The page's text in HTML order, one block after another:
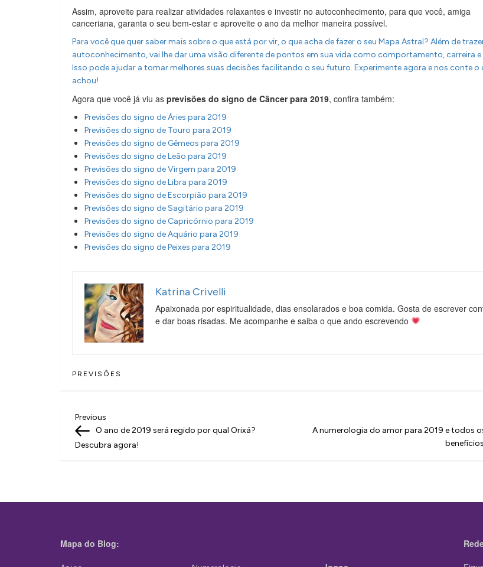
Assim, aproveite para realizar atividades relaxantes e investir no autoconhecimento, para que você, amiga
canceriana, garanta o seu bem-estar e aproveite o ano da melhor maneira possível.
Para você que quer saber mais sobre o que está por vir, o que acha de fazer o seu Mapa Astral? Além de
autoconhecimento, vai lhe dar uma visão diferente de pontos em sua vida como comportamento, carreira e
Isso pode ajudar a tomar melhores suas decisões facilitando o seu futuro. Experimente agora e nos conte o
achou!
Agora que você já viu as previsões do signo de Câncer para 2019, confira também:
Previsões do signo de Áries para 2019
Previsões do signo de Touro para 2019
Previsões do signo de Gêmeos para 2019
Previsões do signo de Leão para 2019
Previsões do signo de Virgem para 2019
Previsões do signo de Libra para 2019
Previsões do signo de Escorpião para 2019
Previsões do signo de Sagitário para 2019
Previsões do signo de Capricórnio para 2019
Previsões do signo de Aquário para 2019
Previsões do signo de Peixes para 2019
Katrina Crivelli
Apaixonada por espiritualidade, dias ensolarados e boa comida. Gosta de escrever
e dar boas risadas. Me acompanhe e saiba o que ando escrevendo
PREVISÕES
N
a
g
ç
Previous
Post
Previous
O ano de 2019 será regido por qual Orixá?
Descubra agora!
A numerologia do amor para 2019 e todos
benefícios
Mapa do Blog: